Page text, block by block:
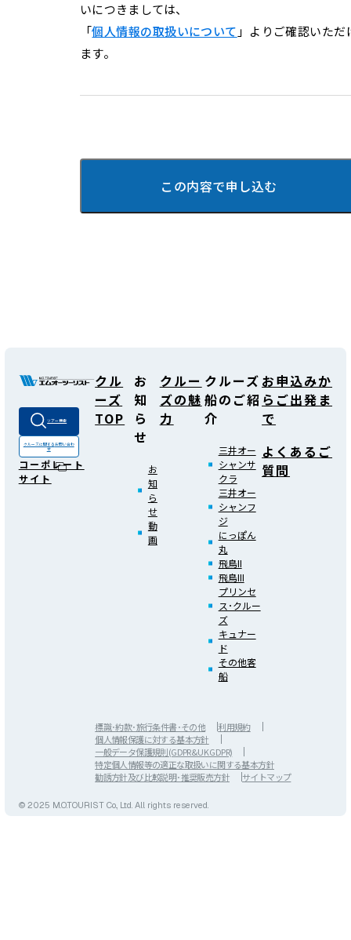
いにつきましては、
「個人情報の取扱いについて 」よりご確認いただ
ます。
ツアー検索
クルーズに関するお問い合わ
せ
コーポレート
サイト
クル
ーズ
TOP
お
知
ら
せ
お
知
ら
せ
動
画
クルー
ズの魅
力
クルーズ
船のご紹
介
三井オー
シャンサ
クラ
三井オー
シャンフ
ジ
にっぽん
丸
飛鳥II
飛鳥III
プリンセ
ス･クルー
ズ
キュナー
ド
その他客
船
お申込みか
らご出発ま
で
よくあるご
質問
標識･約款･旅行条件書･その他
利用規約
個人情報保護に対する基本方針
一般データ保護規則(GDPR&UK GDPR)
特定個人情報等の適正な取扱いに関する基本方針
勧誘方針及び比較説明･推奨販売方針
サイトマップ
© 2025 M.O.TOURIST Co., Ltd. All rights reserved.